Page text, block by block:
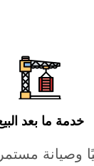
خدمة ما بعد
وصيانة